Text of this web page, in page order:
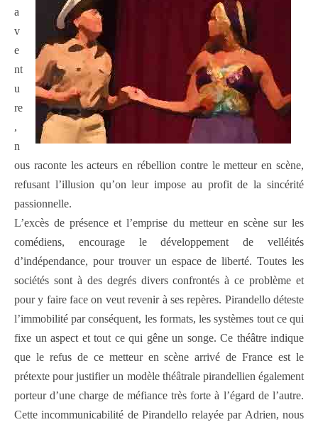
a
v
e
nt
u
re
,
n
ous raconte les acteurs en rébellion contre le metteur en scène,
refusant l’illusion qu’on leur impose au profit de la sincérité
passionnelle.
L’excès de présence et l’emprise du metteur en scène sur les
comédiens, encourage le développement de velléités
d’indépendance, pour trouver un espace de liberté. Toutes les
sociétés sont à des degrés divers confrontés à ce problème et
pour y faire face on veut revenir à ses repères. Pirandello déteste
l’immobilité par conséquent, les formats, les systèmes tout ce qui
fixe un aspect et tout ce qui gêne un songe. Ce théâtre indique
que le refus de ce metteur en scène arrivé de France est le
prétexte pour justifier un modèle théâtrale pirandellien également
porteur d’une charge de méfiance très forte à l’égard de l’autre.
Cette incommunicabilité de Pirandello relayée par Adrien, nous